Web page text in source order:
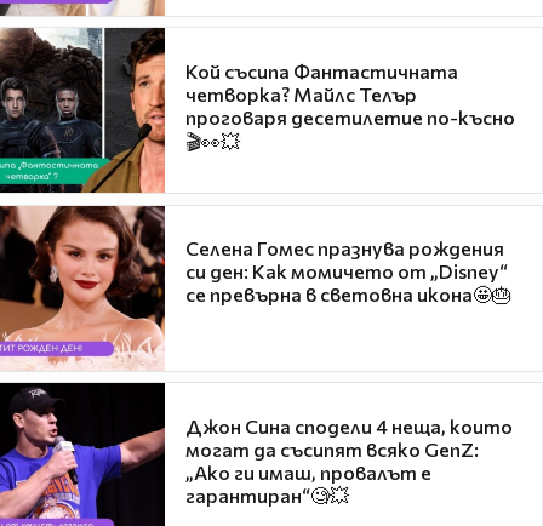
Кой съсипа Фантастичната
четворка? Майлс Телър
проговаря десетилетие по-късно
🎬👀💥
Селена Гомес празнува рождения
си ден: Как момичето от „Disney“
се превърна в световна икона🤩🎂
Джон Сина сподели 4 неща, които
могат да съсипят всяко GenZ:
„Ако ги имаш, провалът е
гарантиран“🧐💥